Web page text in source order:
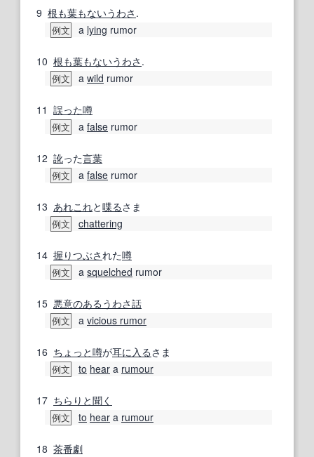
9 根も葉もないうわさ .
例文 a lying rumor
10 根も葉もないうわさ .
例文 a wild rumor
11 誤った噂
例文 a false rumor
12 訛った言葉
例文 a false rumor
13 あれこれと喋るさま
例文 chattering
14 握りつぶされた噂
例文 a squelched rumor
15 悪意のあるうわさ話
例文 a vicious rumor
16 ちょっと噂が耳に入るさま
例文 to hear a rumour
17 ちらりと聞く
例文 to hear a rumour
18 茶番劇